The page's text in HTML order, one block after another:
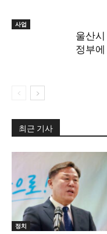
사업
울산시
정부
최근 기사
정치